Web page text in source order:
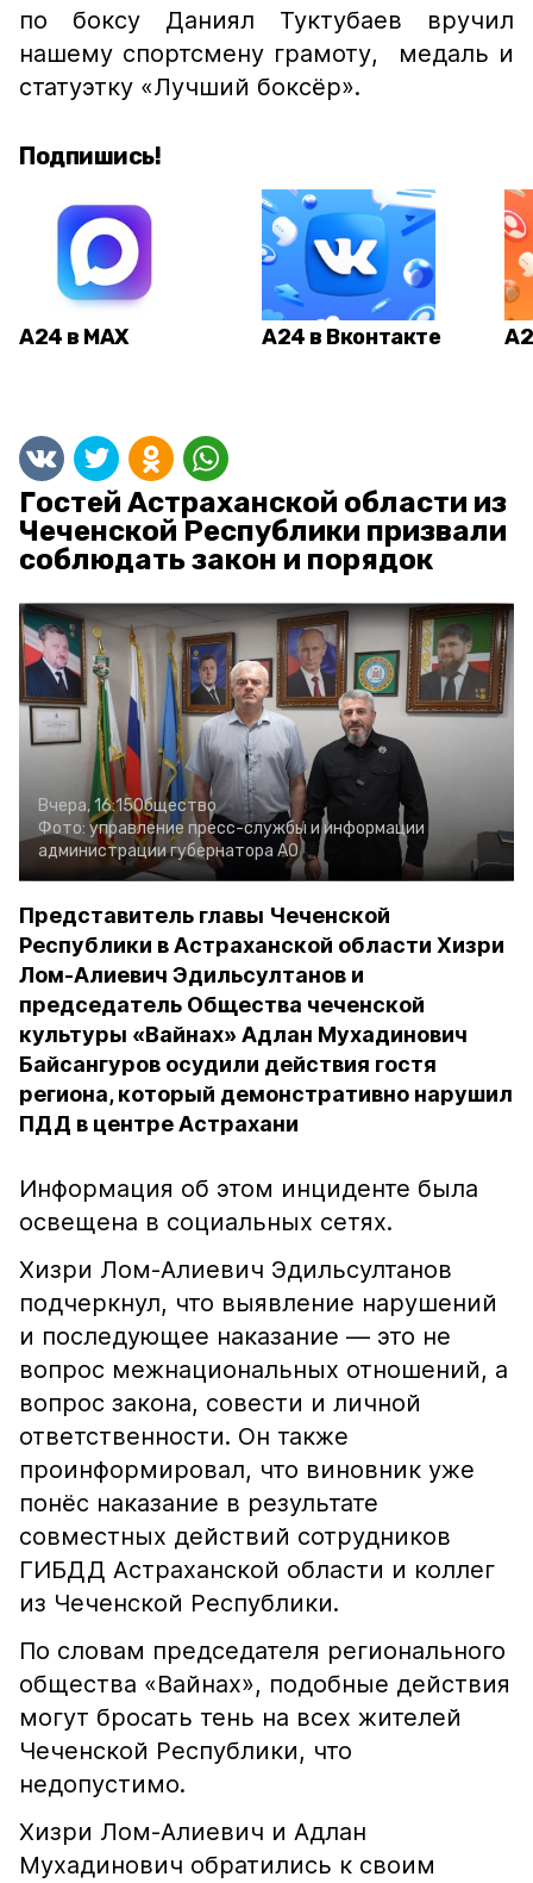
по боксу Даниял Туктубаев вручил
нашему спортсмену грамоту, медаль и
статуэтку «Лучший боксёр».
Подпишись!
А24 в MAX А24 в Вконтакте
Гостей Астраханской области из
Чеченской Республики призвали
соблюдать закон и порядок
Вчера, 16:15Общество
Фото: управление пресс-службы и информации
администрации губернатора АО
Представитель главы Чеченской
Республики в Астраханской области Хизри
Лом-Алиевич Эдильсултанов и
председатель Общества чеченской
культуры «Вайнах» Адлан Мухадинович
Байсангуров осудили действия гостя
региона, который демонстративно нарушил
ПДД в центре Астрахани
Информация об этом инциденте была
освещена в социальных сетях.
Хизри Лом-Алиевич Эдильсултанов
подчеркнул, что выявление нарушений
и последующее наказание — это не
вопрос межнациональных отношений, а
вопрос закона, совести и личной
ответственности. Он также
проинформировал, что виновник уже
понёс наказание в результате
совместных действий сотрудников
ГИБДД Астраханской области и коллег
из Чеченской Республики.
По словам председателя регионального
общества «Вайнах», подобные действия
могут бросать тень на всех жителей
Чеченской Республики, что
недопустимо.
Хизри Лом-Алиевич и Адлан
Мухадинович обратились к своим